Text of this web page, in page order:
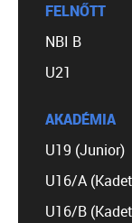
FELNŐTT
NBI B
U21
AKADÉMIA
U19 (Junior)
U16/A
U16/B